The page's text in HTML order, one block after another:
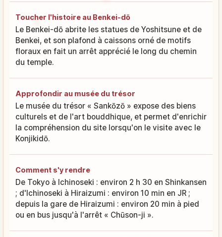
Toucher l'histoire au Benkei-dō
Le Benkei-dō abrite les statues de Yoshitsune et de
Benkei, et son plafond à caissons orné de motifs
floraux en fait un arrêt apprécié le long du chemin
du temple.
Approfondir au musée du trésor
Le musée du trésor « Sankōzō » expose des biens
culturels et de l'art bouddhique, et permet d'enrichir
la compréhension du site lorsqu'on le visite avec le
Konjikidō.
Comment s'y rendre
De Tokyo à Ichinoseki : environ 2 h 30 en Shinkansen
; d'Ichinoseki à Hiraizumi : environ 10 min en JR ;
depuis la gare de Hiraizumi : environ 20 min à pied
ou en bus jusqu'à l'arrêt « Chūson-ji ».